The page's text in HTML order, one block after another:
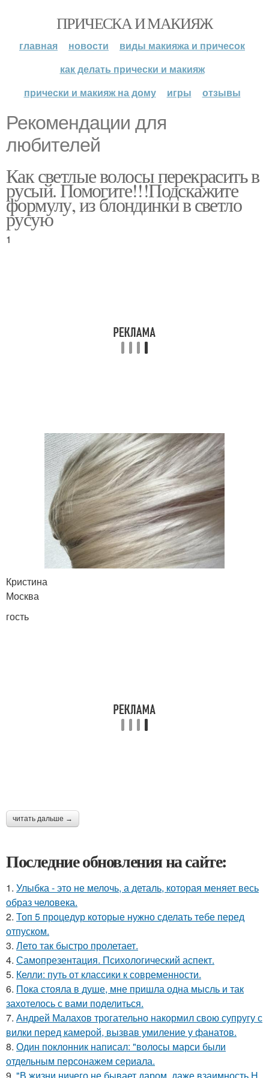
ПРИЧЕСКА И МАКИЯЖ
главная новости
виды макияжа и причесок
как делать прически и макияж
прически и макияж на дому
игры отзывы
Рекомендации для
любителей
Как светлые волосы перекрасить в
русый. Помогите!!!Подскажите
формулу, из блондинки в светло
русую
1
Кристина
Москва
гость
читать дальше →
Последние обновления на сайте:
1. Улыбка - это не мелочь, а деталь, которая меняет весь
образ человека.
2. Топ 5 процедур которые нужно сделать тебе перед
отпуском.
3. Лето так быстро пролетает.
4. Самопрезентация. Психологический аспект.
5. Келли: путь от классики к современности.
6. Пока стояла в душе, мне пришла одна мысль и так
захотелось с вами поделиться.
7. Андрей Малахов трогательно накормил свою супругу с
вилки перед камерой, вызвав умиление у фанатов.
8. Один поклонник написал: "волосы марси были
отдельным персонажем сериала.